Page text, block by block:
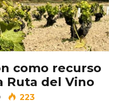
como recurso
Ruta del Vino
223